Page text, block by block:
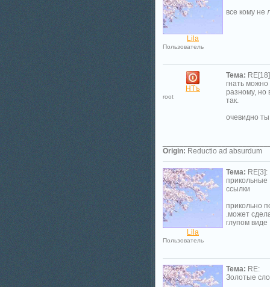
Lila
Пользователь
все кому не
НТъ
root
Тема:
гнать можно
разному, но
так.
очевидно
Origin: Reductio ad absurdum
Lila
Пользователь
Тема: RE[3]:
прикольные
ссылки
прикольно
.может
глупом виде
Тема: RE:
Золотые